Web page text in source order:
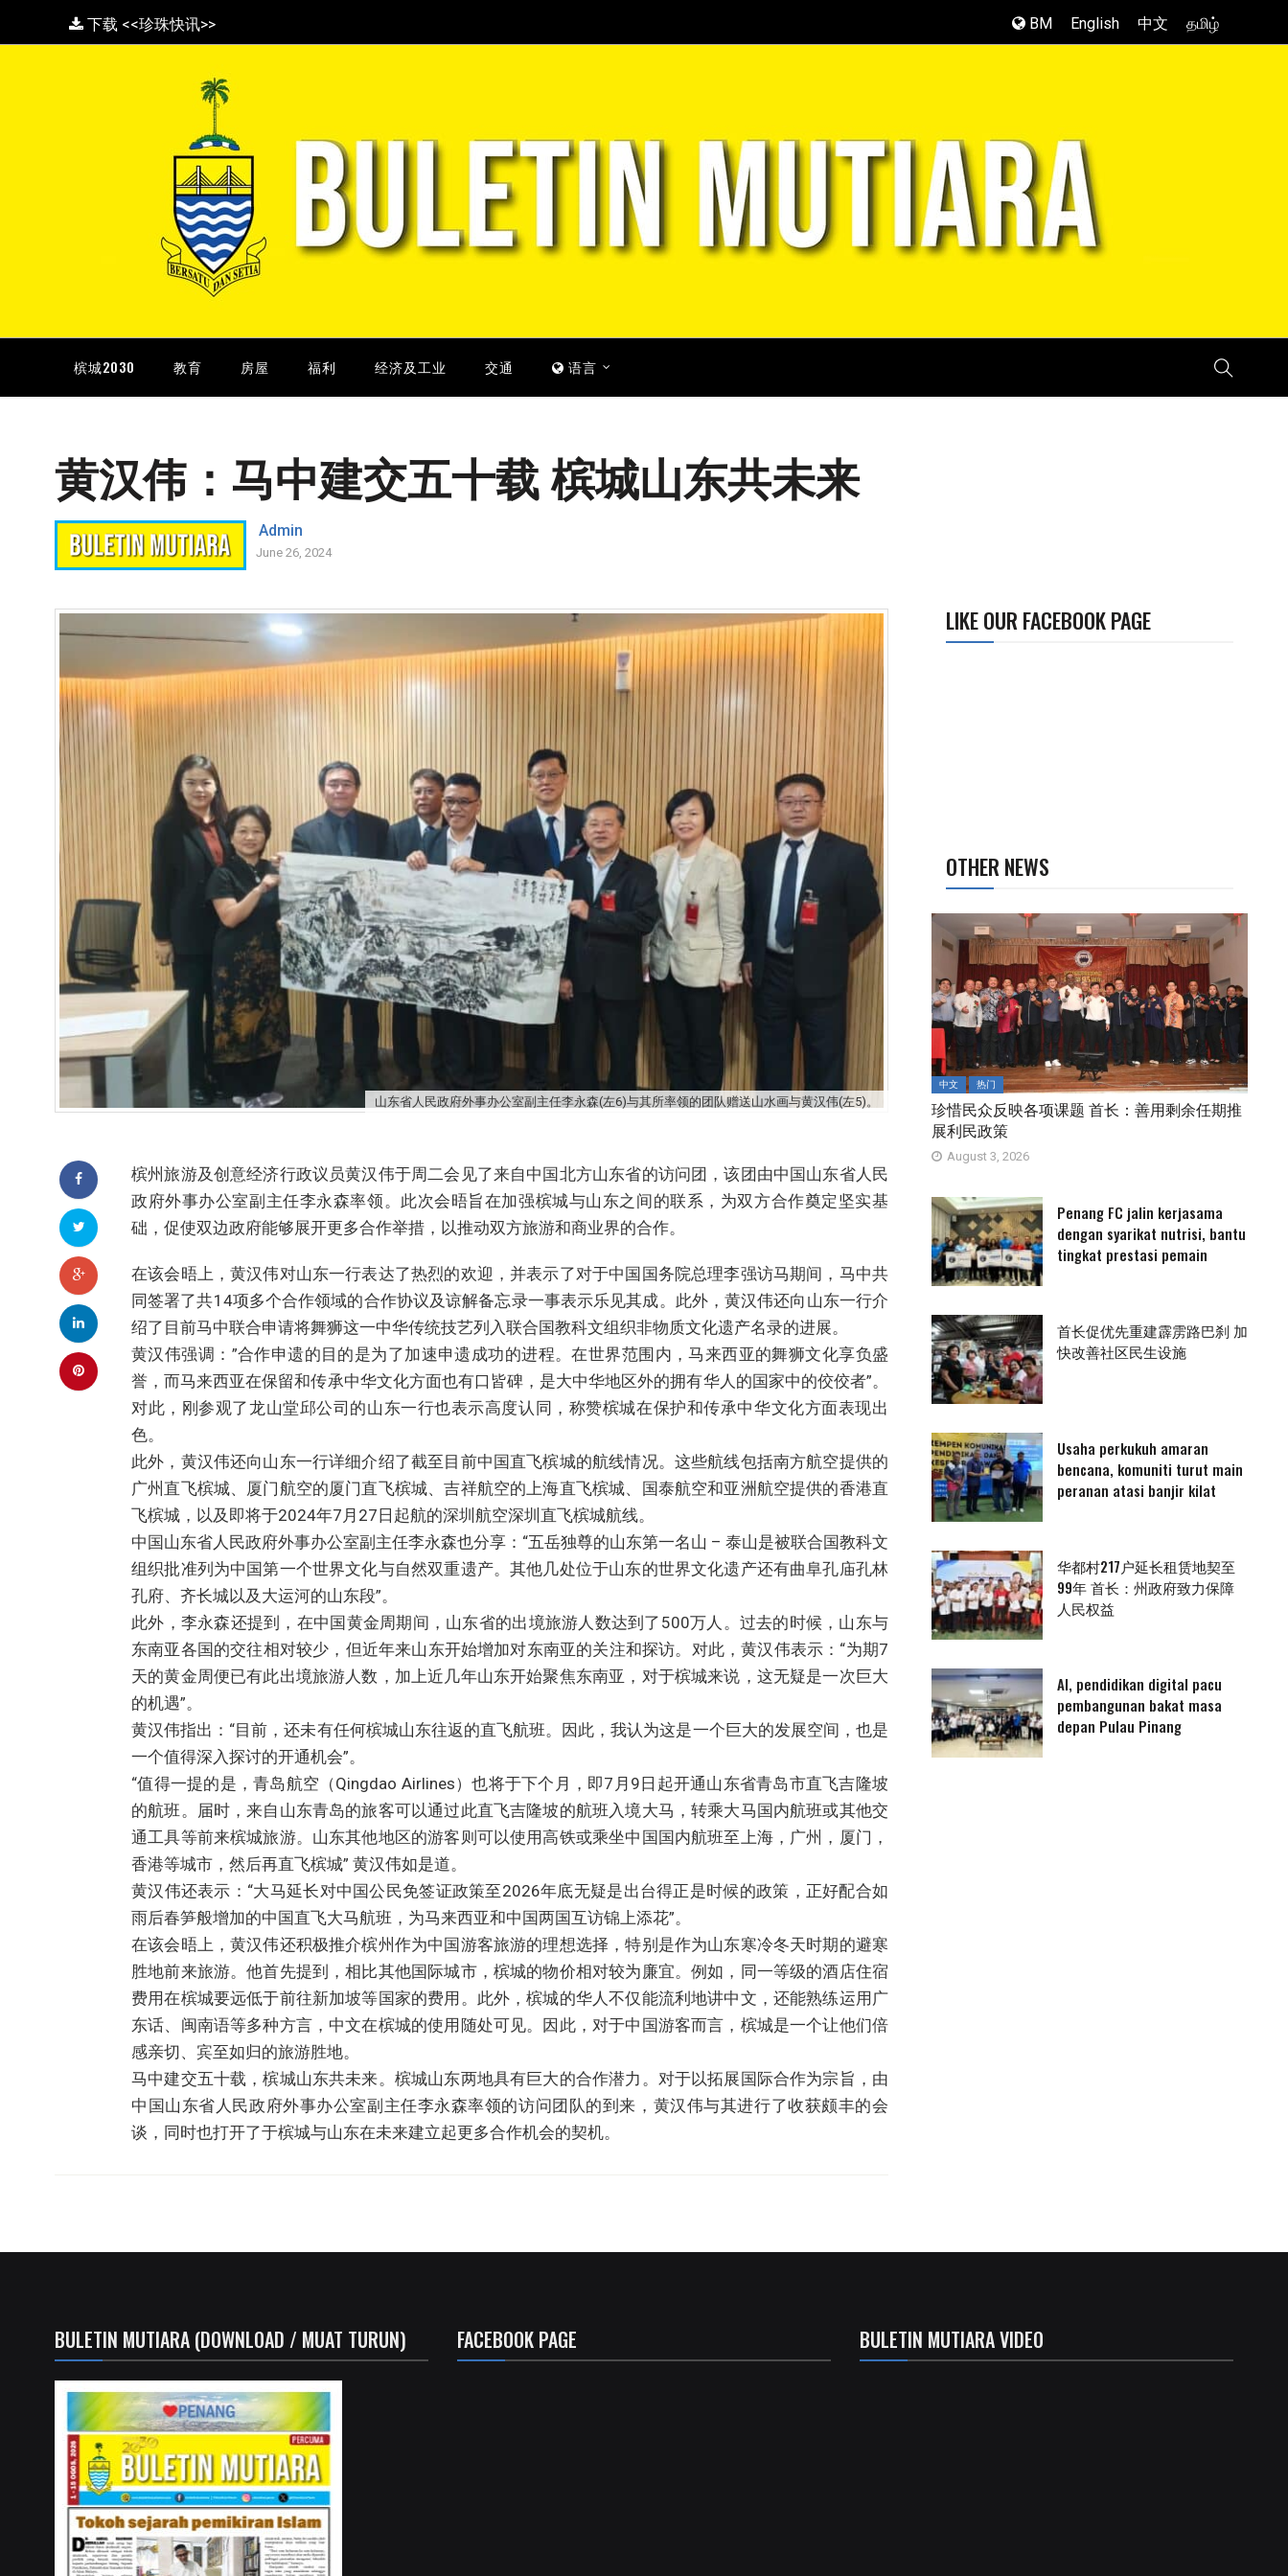
下载 <<珍珠快讯>> BM English 中文 தமிழ்
槟城2030 教育 房屋 福利 经济及工业 交通 语言
黄汉伟：马中建交五十载 槟城山东共未来
Admin
June 26, 2024
山东省人民政府外事办公室副主任李永森(左6)与其所率领的团队赠送山水画与黄汉伟(左5)。
槟州旅游及创意经济行政议员黄汉伟于周二会见了来自中国北方山东省的访问团，该团由中国山东省人民
政府外事办公室副主任李永森率领。此次会晤旨在加强槟城与山东之间的联系，为双方合作奠定坚实基
础，促使双边政府能够展开更多合作举措，以推动双方旅游和商业界的合作。
在该会晤上，黄汉伟对山东一行表达了热烈的欢迎，并表示了对于中国国务院总理李强访马期间，马中共
同签署了共14项多个合作领域的合作协议及谅解备忘录一事表示乐见其成。此外，黄汉伟还向山东一行介
绍了目前马中联合申请将舞狮这一中华传统技艺列入联合国教科文组织非物质文化遗产名录的进展。
黄汉伟强调：”合作申遗的目的是为了加速申遗成功的进程。在世界范围内，马来西亚的舞狮文化享负盛
誉，而马来西亚在保留和传承中华文化方面也有口皆碑，是大中华地区外的拥有华人的国家中的佼佼者”。
对此，刚参观了龙山堂邱公司的山东一行也表示高度认同，称赞槟城在保护和传承中华文化方面表现出
色。
此外，黄汉伟还向山东一行详细介绍了截至目前中国直飞槟城的航线情况。这些航线包括南方航空提供的
广州直飞槟城、厦门航空的厦门直飞槟城、吉祥航空的上海直飞槟城、国泰航空和亚洲航空提供的香港直
飞槟城，以及即将于2024年7月27日起航的深圳航空深圳直飞槟城航线。
中国山东省人民政府外事办公室副主任李永森也分享：“五岳独尊的山东第一名山 – 泰山是被联合国教科文
组织批准列为中国第一个世界文化与自然双重遗产。其他几处位于山东的世界文化遗产还有曲阜孔庙孔林
孔府、齐长城以及大运河的山东段”。
此外，李永森还提到，在中国黄金周期间，山东省的出境旅游人数达到了500万人。过去的时候，山东与
东南亚各国的交往相对较少，但近年来山东开始增加对东南亚的关注和探访。对此，黄汉伟表示：“为期7
天的黄金周便已有此出境旅游人数，加上近几年山东开始聚焦东南亚，对于槟城来说，这无疑是一次巨大
的机遇”。
黄汉伟指出：“目前，还未有任何槟城山东往返的直飞航班。因此，我认为这是一个巨大的发展空间，也是
一个值得深入探讨的开通机会”。
“值得一提的是，青岛航空（Qingdao Airlines）也将于下个月，即7月9日起开通山东省青岛市直飞吉隆坡
的航班。届时，来自山东青岛的旅客可以通过此直飞吉隆坡的航班入境大马，转乘大马国内航班或其他交
通工具等前来槟城旅游。山东其他地区的游客则可以使用高铁或乘坐中国国内航班至上海，广州，厦门，
香港等城市，然后再直飞槟城” 黄汉伟如是道。
黄汉伟还表示：“大马延长对中国公民免签证政策至2026年底无疑是出台得正是时候的政策，正好配合如
雨后春笋般增加的中国直飞大马航班，为马来西亚和中国两国互访锦上添花”。
在该会晤上，黄汉伟还积极推介槟州作为中国游客旅游的理想选择，特别是作为山东寒冷冬天时期的避寒
胜地前来旅游。他首先提到，相比其他国际城市，槟城的物价相对较为廉宜。例如，同一等级的酒店住宿
费用在槟城要远低于前往新加坡等国家的费用。此外，槟城的华人不仅能流利地讲中文，还能熟练运用广
东话、闽南语等多种方言，中文在槟城的使用随处可见。因此，对于中国游客而言，槟城是一个让他们倍
感亲切、宾至如归的旅游胜地。
马中建交五十载，槟城山东共未来。槟城山东两地具有巨大的合作潜力。对于以拓展国际合作为宗旨，由
中国山东省人民政府外事办公室副主任李永森率领的访问团队的到来，黄汉伟与其进行了收获颇丰的会
谈，同时也打开了于槟城与山东在未来建立起更多合作机会的契机。
LIKE OUR FACEBOOK PAGE
OTHER NEWS
中文 热门
珍惜民众反映各项课题 首长：善用剩余任期推
展利民政策
August 3, 2026
Penang FC jalin kerjasama
dengan syarikat nutrisi, bantu
tingkat prestasi pemain
首长促优先重建霹雳路巴刹 加
快改善社区民生设施
Usaha perkukuh amaran
bencana, komuniti turut main
peranan atasi banjir kilat
华都村217户延长租赁地契至
99年 首长：州政府致力保障
人民权益
AI, pendidikan digital pacu
pembangunan bakat masa
depan Pulau Pinang
BULETIN MUTIARA (DOWNLOAD / MUAT TURUN) FACEBOOK PAGE BULETIN MUTIARA VIDEO